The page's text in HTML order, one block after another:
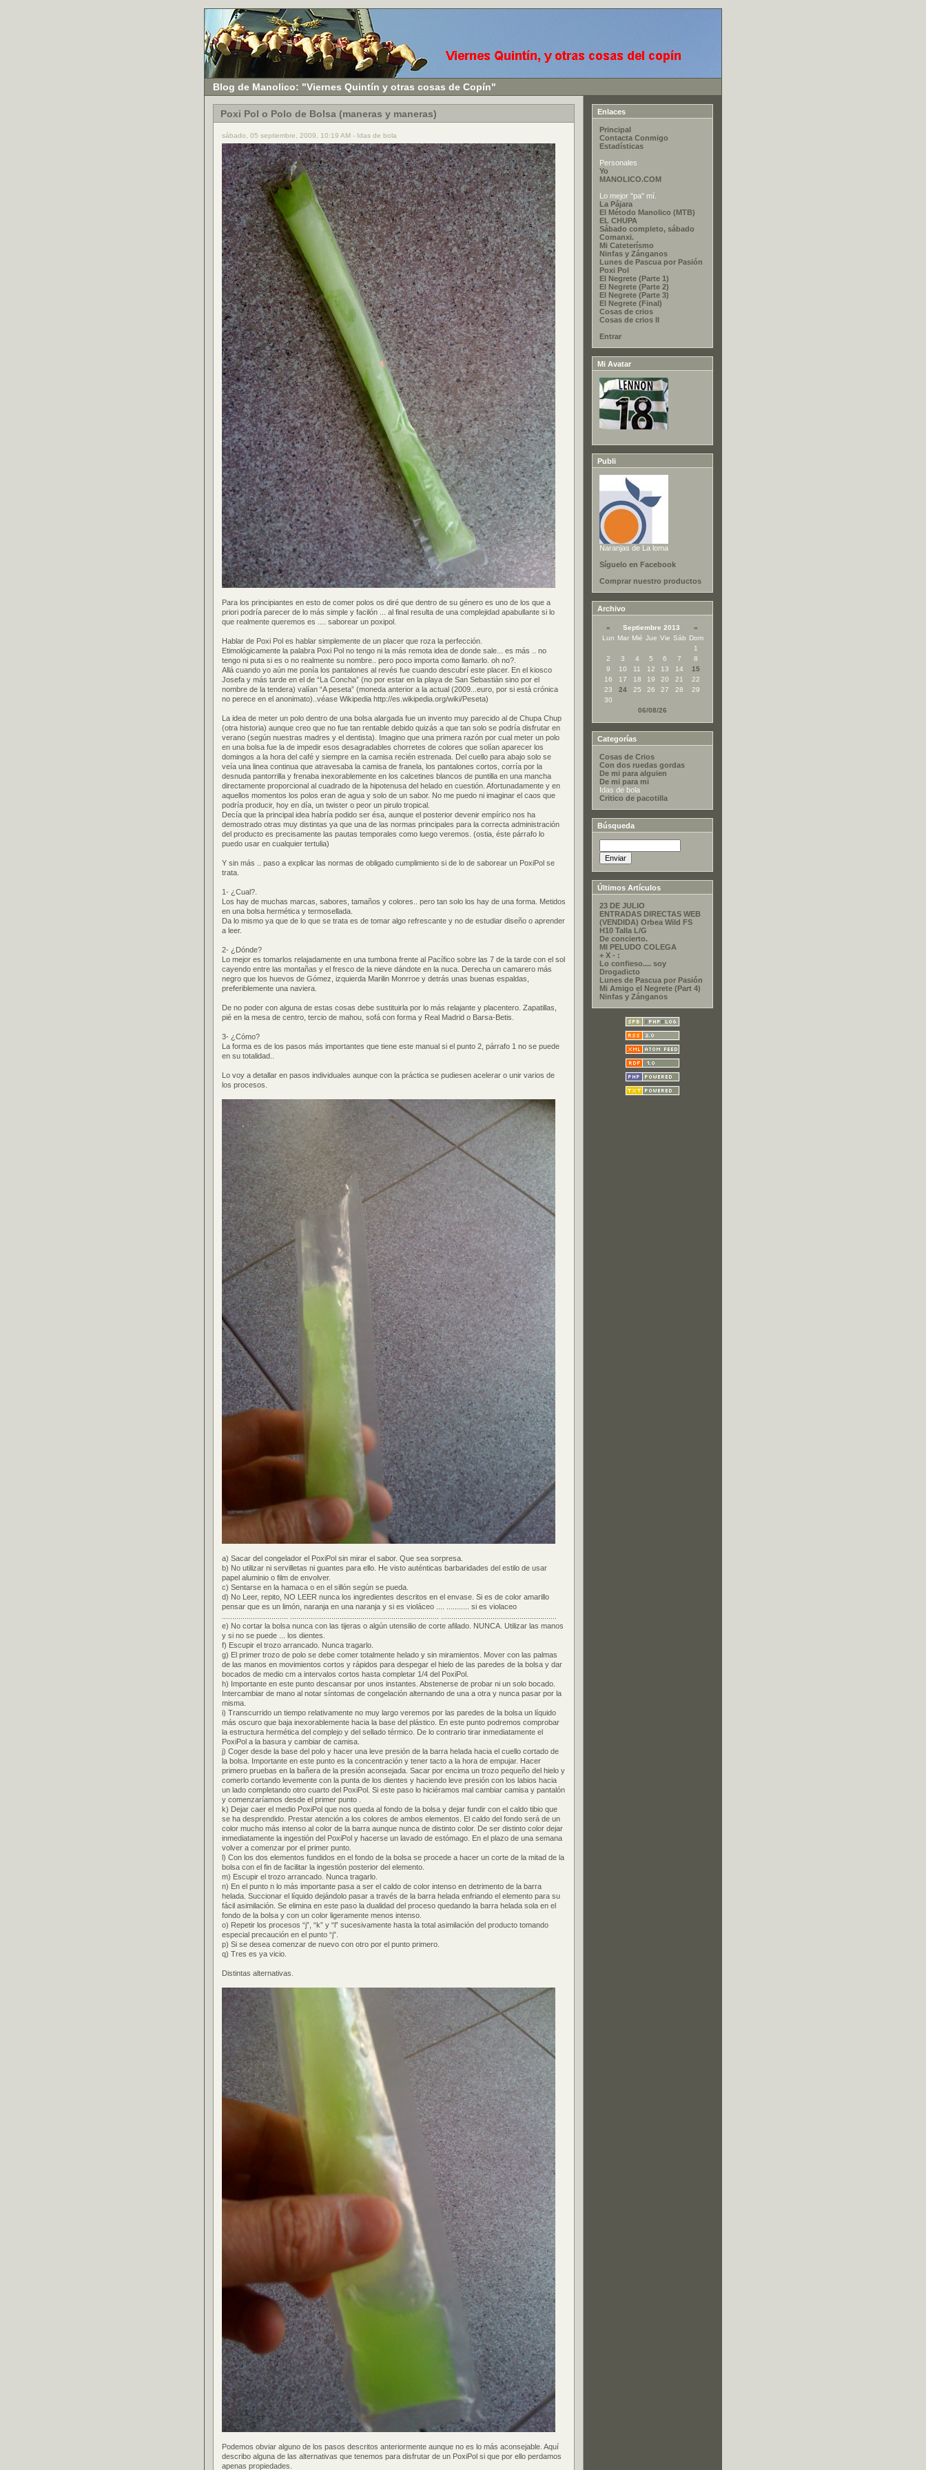
Blog de Manolico: "Viernes Quintín y otras cosas de Copín"
Poxi Pol o Polo de Bolsa (maneras y maneras)
sábado, 05 septiembre, 2009, 10:19 AM - Idas de bola
Para los principiantes en esto de comer polos os diré que dentro de su género es uno de los que a
priori podría parecer de lo más simple y facilón ... al final resulta de una complejidad apabullante si lo
que realmente queremos es .... saborear un poxipol.
Hablar de Poxi Pol es hablar simplemente de un placer que roza la perfección.
Etimológicamente la palabra Poxi Pol no tengo ni la más remota idea de donde sale... es más .. no
tengo ni puta si es o no realmente su nombre.. pero poco importa como llamarlo. oh no?.
Allá cuando yo aún me ponía los pantalones al revés fue cuando descubrí este placer. En el kiosco
Josefa y más tarde en el de “La Concha” (no por estar en la playa de San Sebastián sino por el
nombre de la tendera) valían “A peseta” (moneda anterior a la actual (2009...euro, por si está crónica
no perece en el anonimato)..véase Wikipedia http://es.wikipedia.org/wiki/Peseta)
La idea de meter un polo dentro de una bolsa alargada fue un invento muy parecido al de Chupa Chup
(otra historia) aunque creo que no fue tan rentable debido quizás a que tan solo se podría disfrutar en
verano (según nuestras madres y el dentista). Imagino que una primera razón por cual meter un polo
en una bolsa fue la de impedir esos desagradables chorretes de colores que solían aparecer los
domingos a la hora del café y siempre en la camisa recién estrenada. Del cuello para abajo solo se
veía una linea continua que atravesaba la camisa de franela, los pantalones cortos, corría por la
desnuda pantorrilla y frenaba inexorablemente en los calcetines blancos de puntilla en una mancha
directamente proporcional al cuadrado de la hipotenusa del helado en cuestión. Afortunadamente y en
aquellos momentos los polos eran de agua y solo de un sabor. No me puedo ni imaginar el caos que
podría producir, hoy en día, un twister o peor un pirulo tropical.
Decía que la principal idea habría podido ser ésa, aunque el posterior devenir empírico nos ha
demostrado otras muy distintas ya que una de las normas principales para la correcta administración
del producto es precisamente las pautas temporales como luego veremos. (ostia, éste párrafo lo
puedo usar en cualquier tertulia)
Y sin más .. paso a explicar las normas de obligado cumplimiento si de lo de saborear un PoxiPol se
trata.
1- ¿Cual?.
Los hay de muchas marcas, sabores, tamaños y colores.. pero tan solo los hay de una forma. Metidos
en una bolsa hermética y termosellada.
Da lo mismo ya que de lo que se trata es de tomar algo refrescante y no de estudiar diseño o aprender
a leer.
2- ¿Dónde?
Lo mejor es tomarlos relajadamente en una tumbona frente al Pacífico sobre las 7 de la tarde con el sol
cayendo entre las montañas y el fresco de la nieve dándote en la nuca. Derecha un camarero más
negro que los huevos de Gómez, izquierda Marilin Monrroe y detrás unas buenas espaldas,
preferiblemente una naviera.
De no poder con alguna de estas cosas debe sustituirla por lo más relajante y placentero. Zapatillas,
pié en la mesa de centro, tercio de mahou, sofá con forma y Real Madrid o Barsa-Betis.
3- ¿Cómo?
La forma es de los pasos más importantes que tiene este manual si el punto 2, párrafo 1 no se puede
en su totalidad..
Lo voy a detallar en pasos individuales aunque con la práctica se pudiesen acelerar o unir varios de
los procesos.
a) Sacar del congelador el PoxiPol sin mirar el sabor. Que sea sorpresa.
b) No utilizar ni servilletas ni guantes para ello. He visto auténticas barbaridades del estilo de usar
papel aluminio o film de envolver.
c) Sentarse en la hamaca o en el sillón según se pueda.
d) No Leer, repito, NO LEER nunca los ingredientes descritos en el envase. Si es de color amarillo
pensar que es un limón, naranja en una naranja y si es violáceo .... ........... si es violaceo
e) No cortar la bolsa nunca con las tijeras o algún utensilio de corte afilado. NUNCA. Utilizar las manos
y si no se puede ... los dientes.
f) Escupir el trozo arrancado. Nunca tragarlo.
g) El primer trozo de polo se debe comer totalmente helado y sin miramientos. Mover con las palmas
de las manos en movimientos cortos y rápidos para despegar el hielo de las paredes de la bolsa y dar
bocados de medio cm a intervalos cortos hasta completar 1/4 del PoxiPol.
h) Importante en este punto descansar por unos instantes. Abstenerse de probar ni un solo bocado.
Intercambiar de mano al notar síntomas de congelación alternando de una a otra y nunca pasar por la
misma.
i) Transcurrido un tiempo relativamente no muy largo veremos por las paredes de la bolsa un líquido
más oscuro que baja inexorablemente hacia la base del plástico. En este punto podremos comprobar
la estructura hermética del complejo y del sellado térmico. De lo contrario tirar inmediatamente el
PoxiPol a la basura y cambiar de camisa.
j) Coger desde la base del polo y hacer una leve presión de la barra helada hacia el cuello cortado de
la bolsa. Importante en este punto es la concentración y tener tacto a la hora de empujar. Hacer
primero pruebas en la bañera de la presión aconsejada. Sacar por encima un trozo pequeño del hielo y
comerlo cortando levemente con la punta de los dientes y haciendo leve presión con los labios hacia
un lado completando otro cuarto del PoxiPol. Si este paso lo hiciéramos mal cambiar camisa y pantalón
y comenzaríamos desde el primer punto .
k) Dejar caer el medio PoxiPol que nos queda al fondo de la bolsa y dejar fundir con el caldo tibio que
se ha desprendido. Prestar atención a los colores de ambos elementos. El caldo del fondo será de un
color mucho más intenso al color de la barra aunque nunca de distinto color. De ser distinto color dejar
inmediatamente la ingestión del PoxiPol y hacerse un lavado de estómago. En el plazo de una semana
volver a comenzar por el primer punto.
l) Con los dos elementos fundidos en el fondo de la bolsa se procede a hacer un corte de la mitad de la
bolsa con el fin de facilitar la ingestión posterior del elemento.
m) Escupir el trozo arrancado. Nunca tragarlo.
n) En el punto n lo más importante pasa a ser el caldo de color intenso en detrimento de la barra
helada. Succionar el líquido dejándolo pasar a través de la barra helada enfriando el elemento para su
fácil asimilación. Se elimina en este paso la dualidad del proceso quedando la barra helada sola en el
fondo de la bolsa y con un color ligeramente menos intenso.
o) Repetir los procesos “j”, “k” y “l” sucesivamente hasta la total asimilación del producto tomando
especial precaución en el punto “j”.
p) Si se desea comenzar de nuevo con otro por el punto primero.
q) Tres es ya vicio.
Distintas alternativas.
Podemos obviar alguno de los pasos descritos anteriormente aunque no es lo más aconsejable. Aquí
describo alguna de las alternativas que tenemos para disfrutar de un PoxiPol si que por ello perdamos
apenas propiedades.
Enlaces
Principal
Contacta Conmigo
Estadísticas
Personales
Yo
MANOLICO.COM
Lo mejor "pa" mí.
La Pájara
El Método Manolico (MTB)
EL CHUPA
Sábado completo, sábado
Comanxi.
Mi Cateterísmo
Ninfas y Zánganos
Lunes de Pascua por Pasión
Poxi Pol
El Negrete (Parte 1)
El Negrete (Parte 2)
El Negrete (Parte 3)
El Negrete (Final)
Cosas de crios
Cosas de crios II
Entrar
Mi Avatar
Publi
Naranjas de La loma
Síguelo en Facebook
Comprar nuestro productos
Archivo
« Septiembre 2013
»
Lun Mar Mié Jue Vie Sáb Dom
1
2
3 4 5 6 7
8
9
10 11 12 13 14
15
16
17 18 19 20 21
22
23
24 25 26 27 28
29
30
06/08/26
Categorías
Cosas de Crios
Con dos ruedas gordas
De mi para alguien
De mi para mi
Idas de bola
Critico de pacotilla
Búsqueda
Últimos Artículos
23 DE JULIO
ENTRADAS DIRECTAS WEB
(VENDIDA) Orbea Wild FS
H10 Talla L/G
De concierto.
MI PELUDO COLEGA
+ X - :
Lo confieso.... soy
Drogadicto
Lunes de Pascua por Pasión
Mi Amigo el Negrete (Part 4)
Ninfas y Zánganos